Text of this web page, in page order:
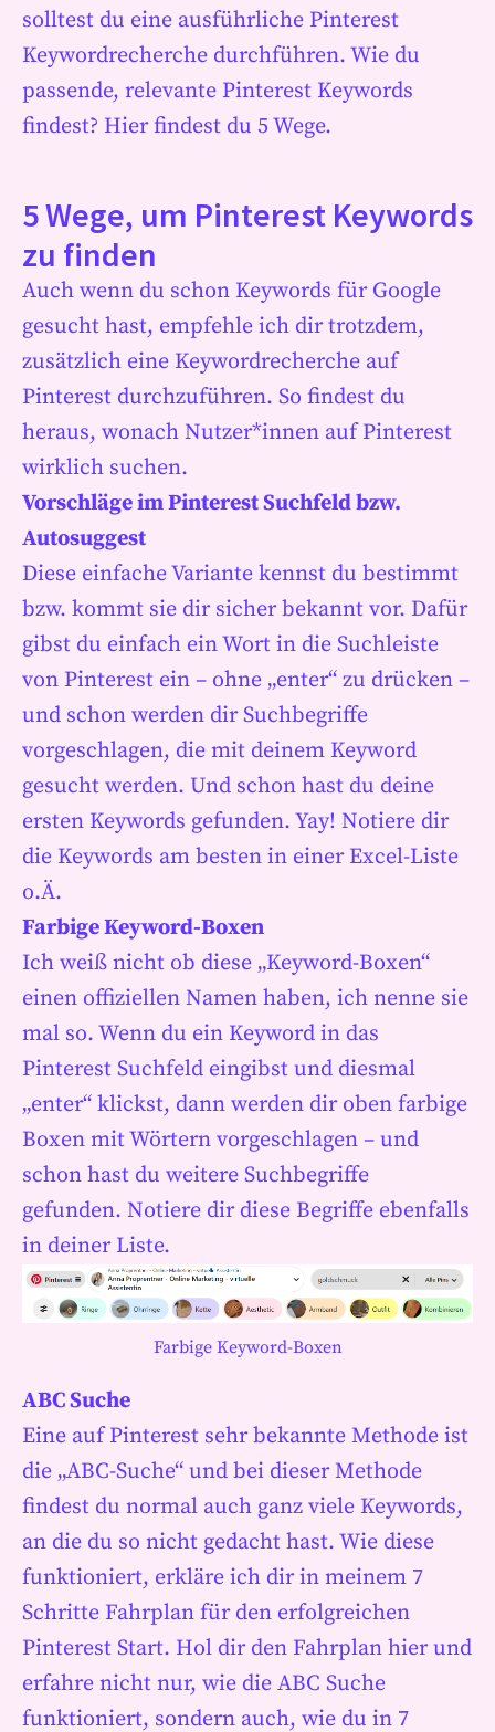
solltest du eine ausführliche Pinterest
Keywordrecherche durchführen. Wie du
passende, relevante Pinterest Keywords
findest? Hier findest du 5 Wege.
5 Wege, um Pinterest Keywords
zu finden
Auch wenn du schon Keywords für Google
gesucht hast, empfehle ich dir trotzdem,
zusätzlich eine Keywordrecherche auf
Pinterest durchzuführen. So findest du
heraus, wonach Nutzer*innen auf Pinterest
wirklich suchen.
Vorschläge im Pinterest Suchfeld bzw.
Autosuggest
Diese einfache Variante kennst du bestimmt
bzw. kommt sie dir sicher bekannt vor. Dafür
gibst du einfach ein Wort in die Suchleiste
von Pinterest ein – ohne „enter“ zu drücken –
und schon werden dir Suchbegriffe
vorgeschlagen, die mit deinem Keyword
gesucht werden. Und schon hast du deine
ersten Keywords gefunden. Yay! Notiere dir
die Keywords am besten in einer Excel-Liste
o.Ä.
Farbige Keyword-Boxen
Ich weiß nicht ob diese „Keyword-Boxen“
einen offiziellen Namen haben, ich nenne sie
mal so. Wenn du ein Keyword in das
Pinterest Suchfeld eingibst und diesmal
„enter“ klickst, dann werden dir oben farbige
Boxen mit Wörtern vorgeschlagen – und
schon hast du weitere Suchbegriffe
gefunden. Notiere dir diese Begriffe ebenfalls
in deiner Liste.
Farbige Keyword-Boxen
ABC Suche
Eine auf Pinterest sehr bekannte Methode ist
die „ABC-Suche“ und bei dieser Methode
findest du normal auch ganz viele Keywords,
an die du so nicht gedacht hast. Wie diese
funktioniert, erkläre ich dir in meinem 7
Schritte Fahrplan für den erfolgreichen
Pinterest Start. Hol dir den Fahrplan hier und
erfahre nicht nur, wie die ABC Suche
funktioniert, sondern auch, wie du in 7